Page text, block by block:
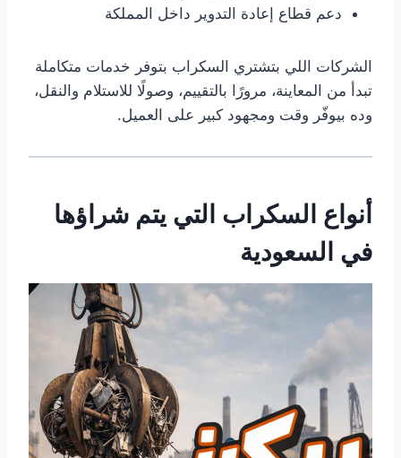
دعم قطاع إعادة التدوير داخل المملكة
الشركات اللي بتشتري السكراب بتوفر خدمات متكاملة
تبدأ من المعاينة، مرورًا بالتقييم، وصولًا للاستلام والنقل،
وده بيوفّر وقت ومجهود كبير على العميل.
أنواع السكراب التي يتم شراؤها
في السعودية